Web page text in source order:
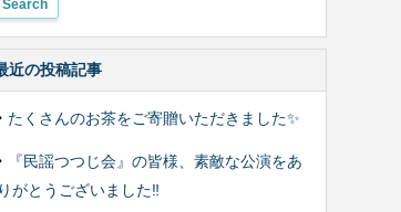
近の投稿記事
たくさんのお茶をご寄贈いただきました✨
『民謡つつじ会』の皆様、素敵な公演をあ
りがとうございました‼️